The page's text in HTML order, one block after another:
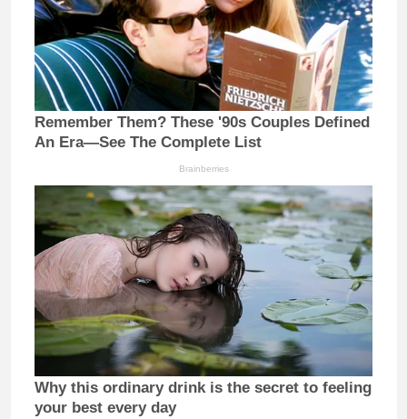
Remember Them? These '90s Couples Defined
An Era—See The Complete List
Brainberries
Why this ordinary drink is the secret to feeling
your best every day